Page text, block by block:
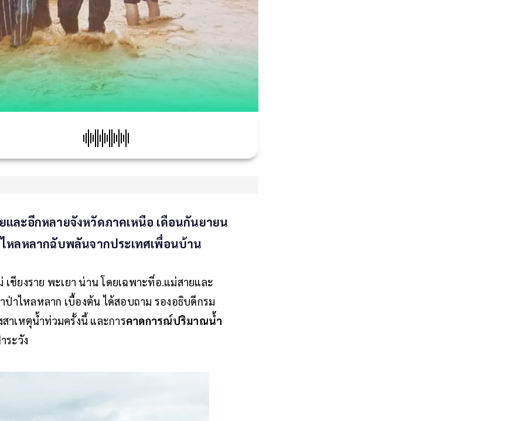
และอีกหลายจังหวัดภาคเหนือ เดือนกันยายน
หลหลากฉับพลันจากประเทศเพื่อนบ้าน
ชียงราย พะเยา น่าน โดยเฉพาะที่อ.แม่สายและ
ป่าไหลหลาก เบื้องต้น ได้สอบถาม รองอธิบดีกรม
าเหตุน้ำท่วมครั้งนี้ และการคาดการณ์ปริมาณน้ำ
ระวัง